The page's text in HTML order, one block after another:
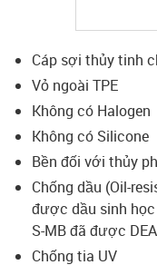
Cáp sợi thủy tinh
Vỏ ngoài TPE
Không có Halogen
Không có Silicone
Bền đối với thủy
Chống dầu (Oil-
được dầu sinh
S-MB đã được
Chống tia UV